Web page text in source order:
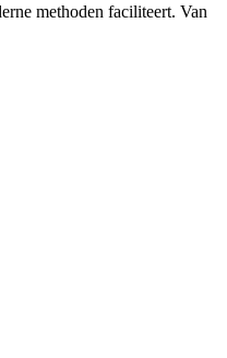
methoden faciliteert. Van